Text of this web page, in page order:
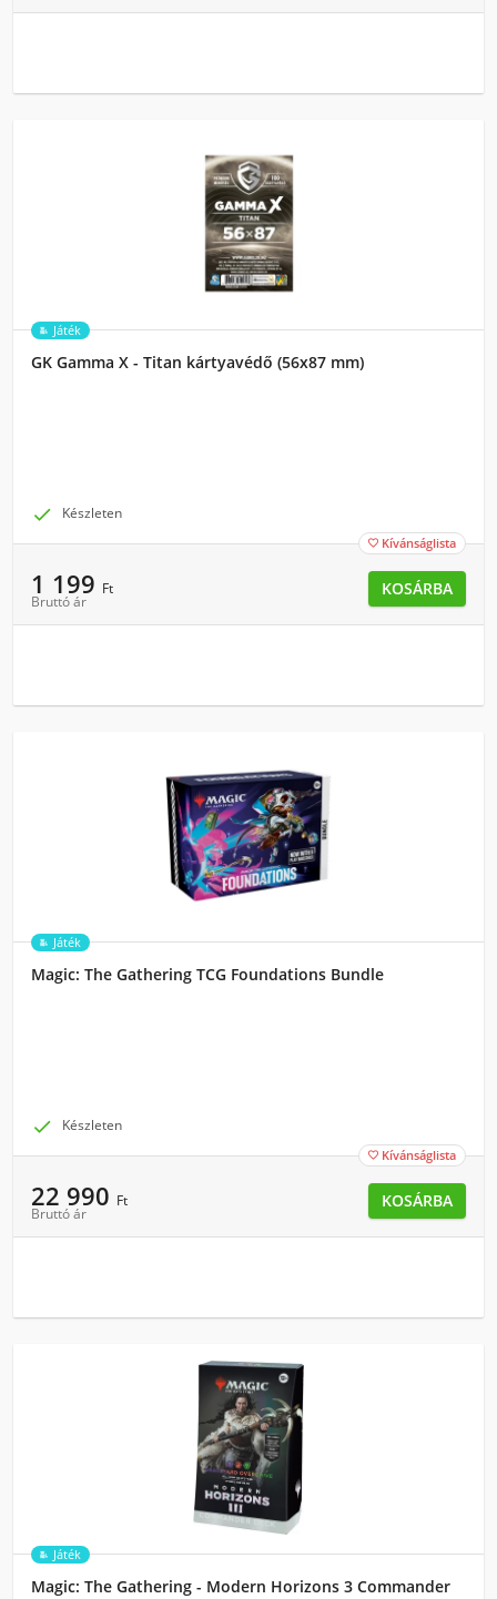
Játék
GK Gamma X - Titan kártyavédő (56x87 mm)
 Készleten
 Kívánságlista
1 199 Ft
Bruttó ár
KOSÁRBA
Játék
Magic: The Gathering TCG Foundations Bundle
 Készleten
 Kívánságlista
22 990 Ft
Bruttó ár
KOSÁRBA
Játék
Magic: The Gathering - Modern Horizons 3 Commander